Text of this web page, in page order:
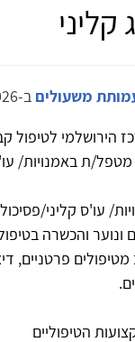
קליני
משעולים ב-3/5/2026.
הירושלמי לטיפול
ת באמנויות/
עו'ס קליני/
ונוער והכשרה
פרטניים,
הטיפוליים